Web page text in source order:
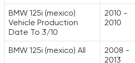
BMW 125i (mexico)
Vehicle Production
Date To 3/10
2010 -
2010
BMW 125i (mexico) All
2008 -
2013